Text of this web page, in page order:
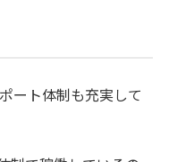
ート体制も充実して